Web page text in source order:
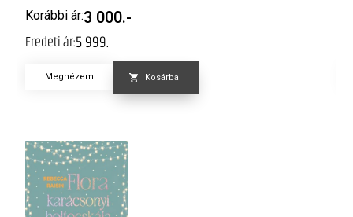
Korábbi ár:3 000.-
Eredeti ár:5 999.-
Megnézem Kosárba